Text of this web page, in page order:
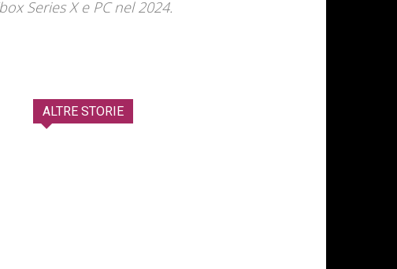
Series X e PC nel 2024.
ALTRE STORIE